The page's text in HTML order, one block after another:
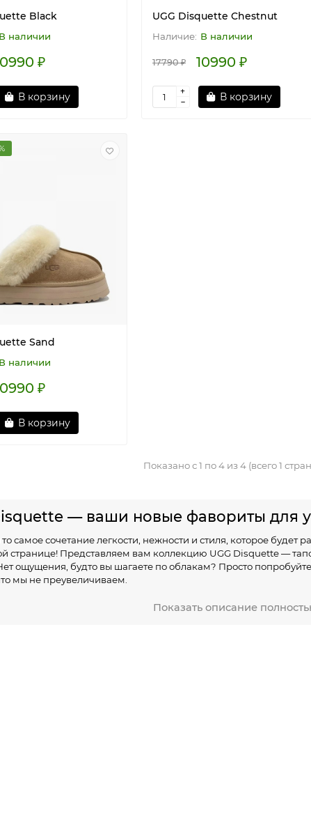
Black
В наличии
₽
В корзину
UGG Disquette Chestnut
В наличии
17790 ₽ 10990 ₽
В корзину
Sand
В наличии
₽
В корзину
Показано с 1 по 4 из 4 (всего 1
— ваши новые фавориты для
самое сочетание легкости, нежности и стиля, которое будет
странице! Представляем вам коллекцию UGG Disquette —
ощущения, будто вы шагаете по облакам? Просто
мы не преувеличиваем.
Disquette UGG: когда комфорт становится
Показать описание